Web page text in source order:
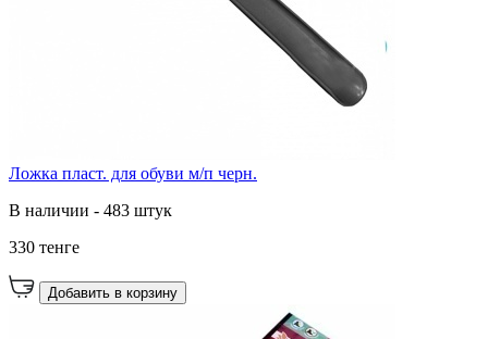
Ложка пласт. для обуви м/п черн.
В наличии - 483 штук
330 тенге
Добавить в корзину